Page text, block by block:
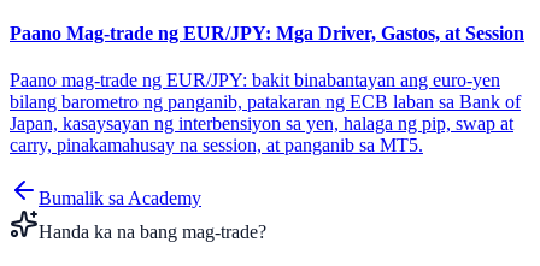
Paano Mag-trade ng EUR/JPY: Mga Driver, Gastos, at Session
Paano mag-trade ng EUR/JPY: bakit binabantayan ang euro-yen
bilang barometro ng panganib, patakaran ng ECB laban sa Bank of
Japan, kasaysayan ng interbensiyon sa yen, halaga ng pip, swap at
carry, pinakamahusay na session, at panganib sa MT5.
Bumalik sa Academy
Handa ka na bang mag-trade?